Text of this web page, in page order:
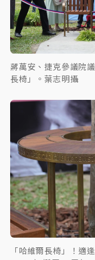
蔣萬安、捷克參議院
長椅」。葉志明攝
「哈維爾長椅」！適